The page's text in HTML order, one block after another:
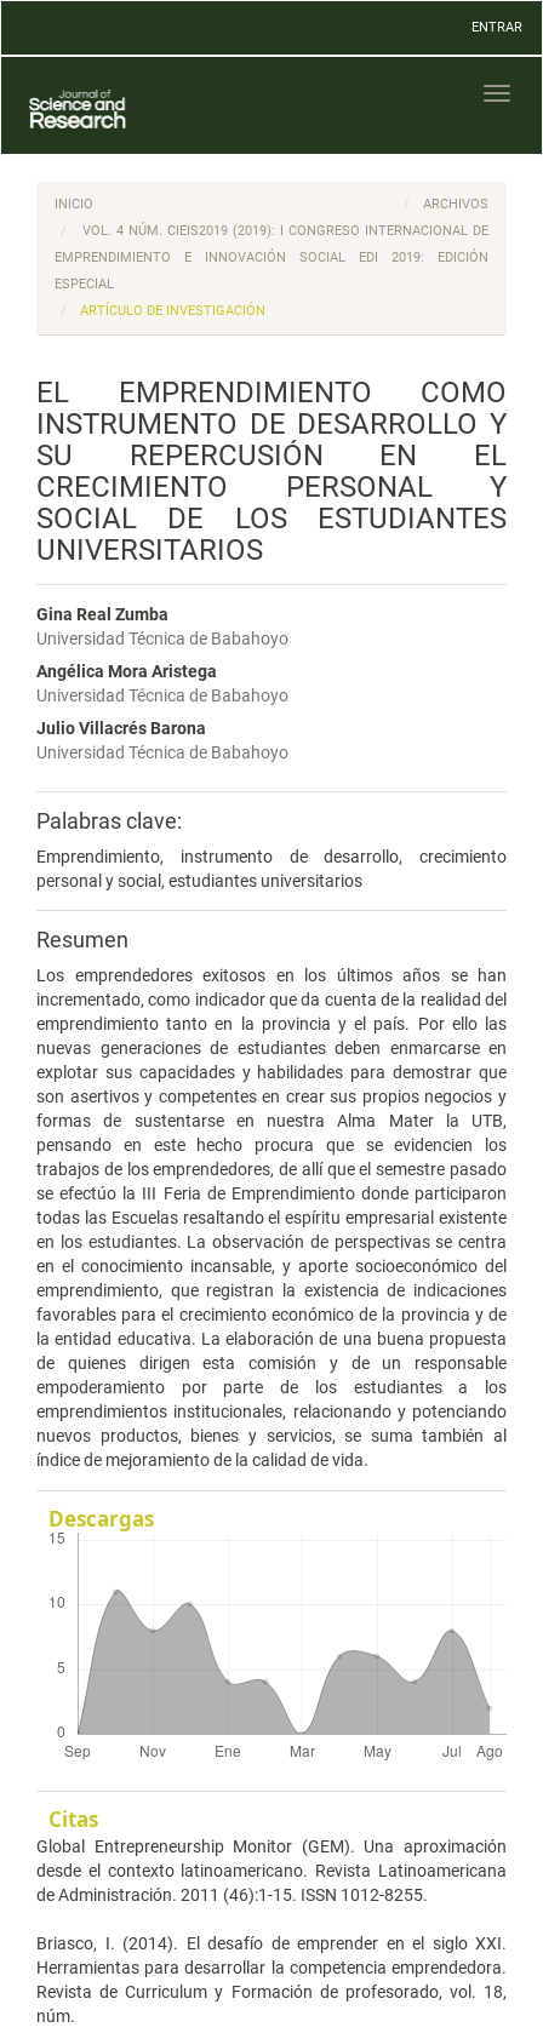
Contenido
Barra
lateral
ENTRAR
INICIO
ARCHIVOS
VOL. 4 NÚM. CIEIS2019 (2019): I CONGRESO INTERNACIONAL DE
EMPRENDIMIENTO E INNOVACIÓN SOCIAL EDI 2019: EDICIÓN
ESPECIAL
ARTÍCULO DE INVESTIGACIÓN
EL EMPRENDIMIENTO COMO
INSTRUMENTO DE DESARROLLO Y
SU REPERCUSIÓN EN EL
CRECIMIENTO PERSONAL Y
SOCIAL DE LOS ESTUDIANTES
UNIVERSITARIOS
Gina Real Zumba
Universidad Técnica de Babahoyo
Angélica Mora Aristega
Universidad Técnica de Babahoyo
Julio Villacrés Barona
Universidad Técnica de Babahoyo
Palabras clave:
Emprendimiento, instrumento de desarrollo, crecimiento
personal y social, estudiantes universitarios
Resumen
Los emprendedores exitosos en los últimos años se han
incrementado, como indicador que da cuenta de la realidad del
emprendimiento tanto en la provincia y el país. Por ello las
nuevas generaciones de estudiantes deben enmarcarse en
explotar sus capacidades y habilidades para demostrar que
son asertivos y competentes en crear sus propios negocios y
formas de sustentarse en nuestra Alma Mater la UTB,
pensando en este hecho procura que se evidencien los
trabajos de los emprendedores, de allí que el semestre pasado
se efectúo la III Feria de Emprendimiento donde participaron
todas las Escuelas resaltando el espíritu empresarial existente
en los estudiantes. La observación de perspectivas se centra
en el conocimiento incansable, y aporte socioeconómico del
emprendimiento, que registran la existencia de indicaciones
favorables para el crecimiento económico de la provincia y de
la entidad educativa. La elaboración de una buena propuesta
de quienes dirigen esta comisión y de un responsable
empoderamiento por parte de los estudiantes a los
emprendimientos institucionales, relacionando y potenciando
nuevos productos, bienes y servicios, se suma también al
índice de mejoramiento de la calidad de vida.
Descargas
Citas
Global Entrepreneurship Monitor (GEM). Una aproximación
desde el contexto latinoamericano. Revista Latinoamericana
de Administración. 2011 (46):1-15. ISSN 1012-8255.
Briasco, I. (2014). El desafío de emprender en el siglo XXI.
Herramientas para desarrollar la competencia emprendedora.
Revista de Curriculum y Formación de profesorado, vol. 18,
núm.